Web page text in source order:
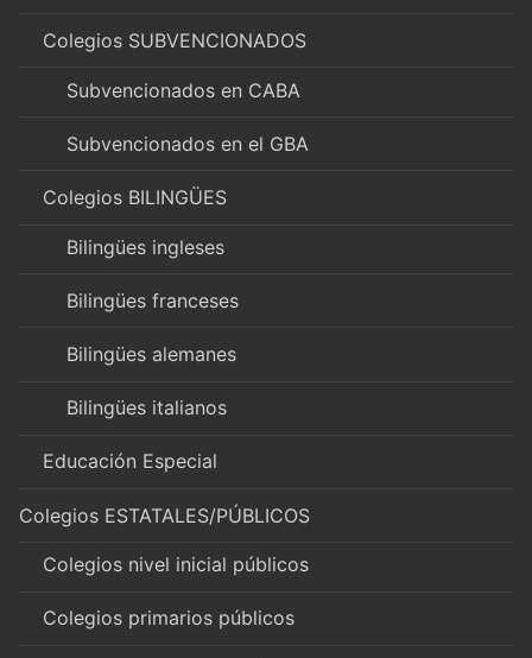
Colegios SUBVENCIONADOS
Subvencionados en CABA
Subvencionados en el GBA
Colegios BILINGÜES
Bilingües ingleses
Bilingües franceses
Bilingües alemanes
Bilingües italianos
Educación Especial
Colegios ESTATALES/PÚBLICOS
Colegios nivel inicial públicos
Colegios primarios públicos